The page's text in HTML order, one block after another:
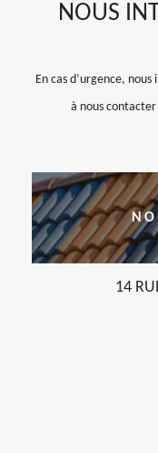
NOUS
En cas d’urgence,
à nous
14